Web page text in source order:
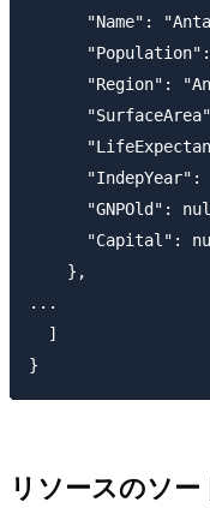
"Name":
"Region":
"IndepYear":
"GNPOld":
"Capital":
    },
...
  ]
リソースのソー